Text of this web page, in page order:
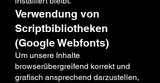
Verwendung von
Scriptbibliotheken
(Google Webfonts)
Um unsere Inhalte
browserübergreifend korrekt und
grafisch ansprechend darzustellen,